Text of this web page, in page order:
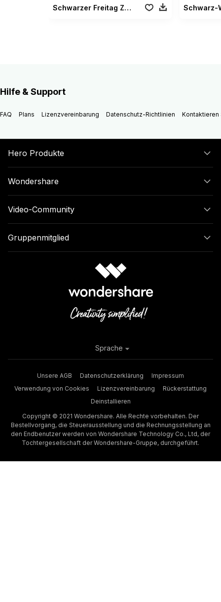
Schwarzer Freitag Zeit Titel Vol 01 Schwarz-
Hilfe & Support
FAQ Plans Lizenzvereinbarung Datenschutz-Richtlinien Kontaktieren
Hero Produkte
Wondershare
Video-Community
Gruppenmitglied
Unsere AGB Datenschutzerklärung
Impressum
Verwendung von Cookies
Lizenzvereinbarung
Rückerstattung
Deinstallieren
Copyright © 2021 Wondershare. Alle Rechte vorbehalten. Der
Bestellvorgang, die Steuerausstellung und die Rechnungsstellung an
den Endbenutzer werden von Wondershare Technology Co., Ltd, der
Tochtergesellschaft der Wondershare-Gruppe, durchgeführt.
Sprache